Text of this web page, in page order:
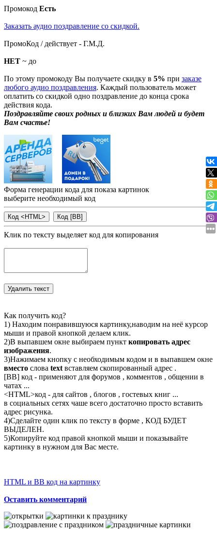
Промокод Есть
Заказать аудио поздравление со скидкой.
ПромоКод / действует - Г.М.Д.
НЕТ ~ до
По этому промокоду Вы получаете скидку в 5% при заказе
любого аудио поздравления. Каждый пользователь может
оплатить со скидкой одно поздравление до конца срока
действия кода.
Поздравляйте своих родных и близких Вам людей и будет
Вам счастье!
Форма генерации кода для показа картинок
выберите необходимый код
Клик по тексту выделяет код для копирования
Как получить код?
1) Находим понравившуюся картинку,наводим на неё курсор
мыши и правой кнопкой делаем клик.
2)В выпавшем окне выбираем пункт копировать адрес
изображения.
3)Нажимаем кнопку с необходимым кодом и в выпавшем окне
вместо слова text вставляем скопированный адрес .
[BB] код - применяют для форумов , комментов , общении в
чатах ...
<HTML>код - для сайтов , блогов , гостевых книг ...
в социальных сетях чаше всего достаточно просто вставить
адрес рисунка.
4)Сделайте один клик по тексту в форме , КОД БУДЕТ
ВЫДЕЛЕН.
5)Копируйте код правой кнопкой мыши и показывайте
картинку в нужном для Вас месте.
HTML и BB код на картинку
Оставить комментарий